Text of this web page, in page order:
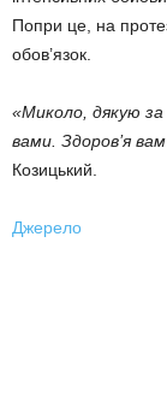
Попри це, на
обов’язок.
«Миколо, дякую
вами. Здоров’я
Козицький.
Джерело